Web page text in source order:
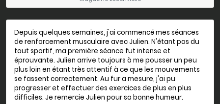
Depuis quelques semaines, j'ai commencé mes séances
de renforcement musculaire avec Julien. N'étant pas du
tout sportif, ma première séance fut intense et
éprouvante. Julien arrive toujours à me pousser un peu
plus loin en étant très attentif à ce que les mouvements
se fassent correctement. Au fur a mesure, j'ai pu
progresser et effectuer des exercices de plus en plus
difficiles. Je remercie Julien pour sa bonne humeur.